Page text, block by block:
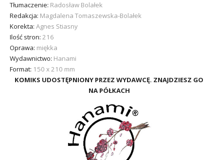
Tłumaczenie: Radosław Bolałek
Redakcja: Magdalena Tomaszewska-Bolałek
Korekta: Agnes Stiasny
Ilość stron: 216
Oprawa: miękka
Wydawnictwo: Hanami
Format: 150 x 210 mm
KOMIKS UDOSTĘPNIONY PRZEZ WYDAWCĘ. ZNAJDZIESZ GO
NA PÓŁKACH